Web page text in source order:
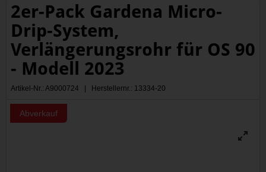
2er-Pack Gardena Micro-
Drip-System,
Verlängerungsrohr für OS 90
- Modell 2023
Artikel-Nr.: A9000724 | Herstellernr.: 13334-20
Abverkauf